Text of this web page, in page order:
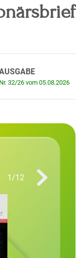
Nr. 32/26 vom 05.08.2026
1/12